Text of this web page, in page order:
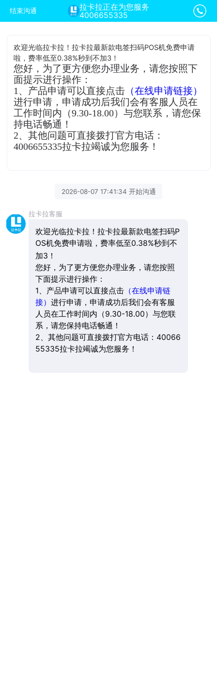
结束沟通
拉卡拉正在为您服务
4006655335
欢迎光临拉卡拉！拉卡拉最新款电签扫码POS机免费申请
啦，费率低至0.38%秒到不加3！
您好，为了更方便您办理业务，请您按照下
面提示进行操作：
1、产品申请可以直接点击 （在线申请链接）
进行申请，申请成功后我们会有客服人员在
工作时间内（9.30-18.00）与您联系，请您保
持电话畅通！
2、其他问题可直接拨打官方电话：
4006655335拉卡拉竭诚为您服务！
2026-08-07 17:41:34 开始沟通
拉卡拉客服
欢迎光临拉卡拉！拉卡拉最新款电签扫码P
OS机免费申请啦，费率低至0.38%秒到不
加3！
您好，为了更方便您办理业务，请您按照
下面提示进行操作：
1、产品申请可以直接点击（在线申请链
接） 进行申请，申请成功后我们会有客服
人员在工作时间内（9.30-18.00）与您联
系，请您保持电话畅通！
2、其他问题可直接拨打官方电话：40066
55335拉卡拉竭诚为您服务！